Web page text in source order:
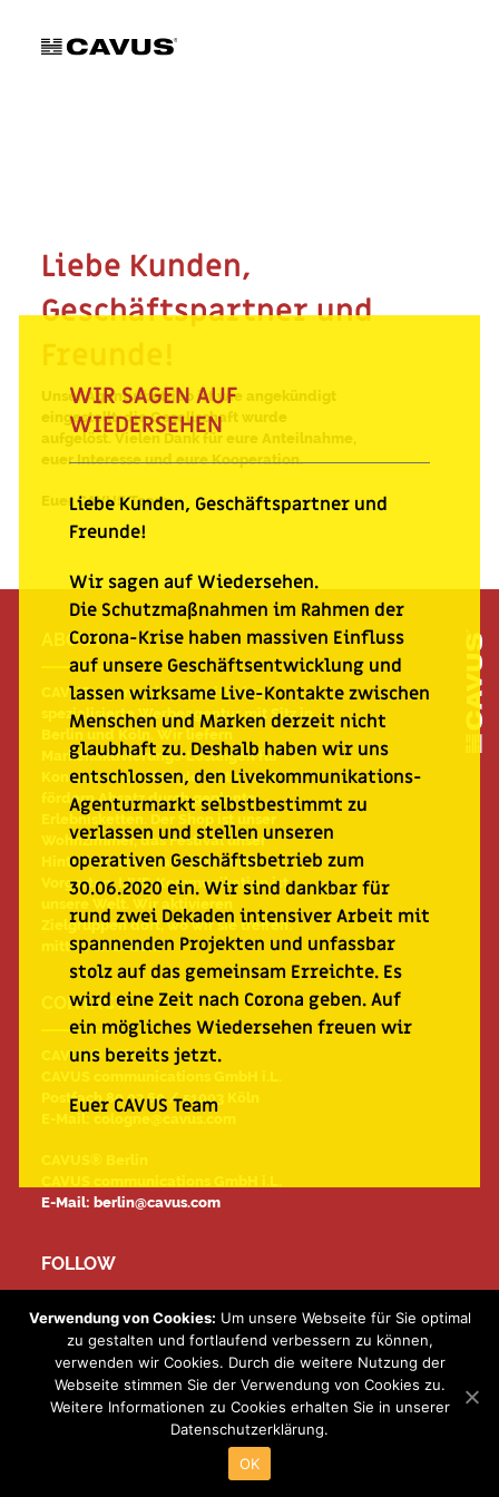
WIR SAGEN AUF
WIEDERSEHEN
Liebe Kunden, Geschäftspartner und
Freunde!
Wir sagen auf Wiedersehen.
Die Schutzmaßnahmen im Rahmen der
Corona-Krise haben massiven Einfluss
auf unsere Geschäftsentwicklung und
lassen wirksame Live-Kontakte zwischen
Menschen und Marken derzeit nicht
glaubhaft zu. Deshalb haben wir uns
entschlossen, den Livekommunikations-
Agenturmarkt selbstbestimmt zu
verlassen und stellen unseren
operativen Geschäftsbetrieb zum
30.06.2020 ein. Wir sind dankbar für
rund zwei Dekaden intensiver Arbeit mit
spannenden Projekten und unfassbar
stolz auf das gemeinsam Erreichte. Es
wird eine Zeit nach Corona geben. Auf
ein mögliches Wiedersehen freuen wir
uns bereits jetzt.
Euer CAVUS Team
Impressum
Liebe Kunden,
Geschäftspartner und
Unser Agenturbetrieb ist wie angekündigt
eingestellt, die Gesellschaft wurde
aufgelöst. Vielen Dank für eure Anteilnahme,
euer Interesse und eure Kooperation.
Euer CAVUS Team
ABOUT
CAVUS communications ist eine
spezialisierte Werbeagentur mit Sitz in
Markenaktivierungs-Lösungen für
Konsum- und Lifestyle-Güter und
fördern Absatz durch geplante
Erlebnisketten. Der Shop ist unser
Wohnzimmer, das Festival unser
Hinterhof, die Roadshow unser
Vorgarten, LIVE-Kommunikation ist
unsere Welt. Wir aktivieren
Zielgruppen dort, wo wir sie treffen:
mitten im Leben.
CONTACT
CAVUS® Köln
Postfach 80 03 60 / 51003 Köln
E-Mail: berlin@cavus.com
FOLLOW
Facebook
Instagram
LinkedIn
Impressum
Datenschutz
Back to top
Verwendung von Cookies: Um unsere Webseite für Sie optimal
zu gestalten und fortlaufend verbessern zu können,
verwenden wir Cookies. Durch die weitere Nutzung der
Webseite stimmen Sie der Verwendung von Cookies zu.
Weitere Informationen zu Cookies erhalten Sie in unserer
Datenschutzerklärung.
OK